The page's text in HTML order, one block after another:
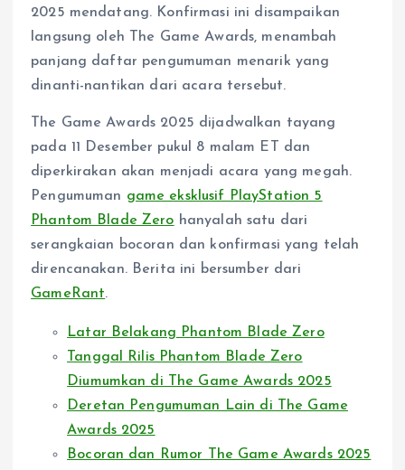
2025 mendatang. Konfirmasi ini disampaikan
langsung oleh The Game Awards, menambah
panjang daftar pengumuman menarik yang
dinanti-nantikan dari acara tersebut.
The Game Awards 2025 dijadwalkan tayang
pada 11 Desember pukul 8 malam ET dan
diperkirakan akan menjadi acara yang megah.
Pengumuman game eksklusif PlayStation 5
Phantom Blade Zero hanyalah satu dari
serangkaian bocoran dan konfirmasi yang telah
direncanakan. Berita ini bersumber dari
GameRant.
Latar Belakang Phantom Blade Zero
Tanggal Rilis Phantom Blade Zero
Diumumkan di The Game Awards 2025
Deretan Pengumuman Lain di The Game
Awards 2025
Bocoran dan Rumor The Game Awards 2025